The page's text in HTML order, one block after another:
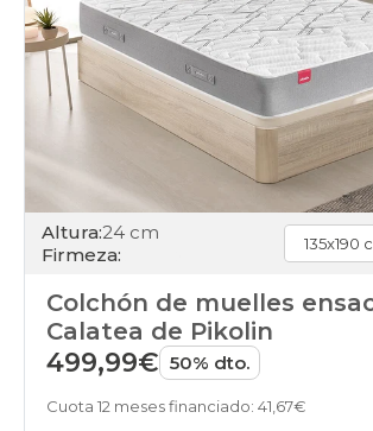
Altura:24 cm
Firmeza:
Colchón de muelles
Calatea de Pikolin
499,99€ 50% dto.
Cuota 12 meses financiado: 41,67€